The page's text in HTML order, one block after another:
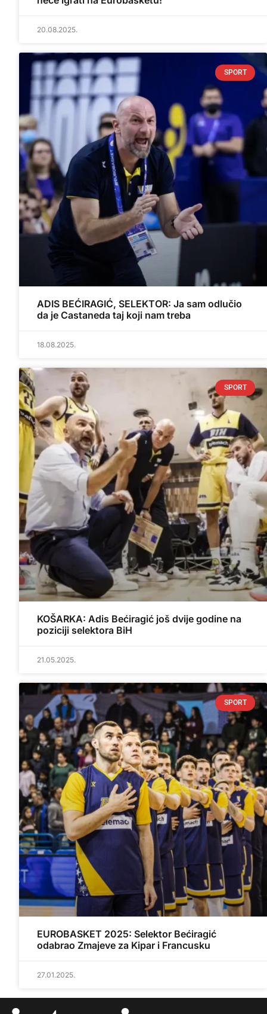
20.08.2025.
SPORT
ADIS BEĆIRAGIĆ, SELEKTOR: Ja sam odlučio
da je Castaneda taj koji nam treba
18.08.2025.
SPORT
KOŠARKA: Adis Bećiragić još dvije godine na
poziciji selektora BiH
21.05.2025.
SPORT
EUROBASKET 2025: Selektor Bećiragić
odabrao Zmajeve za Kipar i Francusku
27.01.2025.